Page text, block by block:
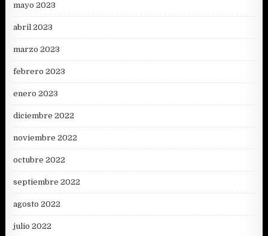
mayo 2023
abril 2023
marzo 2023
febrero 2023
enero 2023
diciembre 2022
noviembre 2022
octubre 2022
septiembre 2022
agosto 2022
julio 2022